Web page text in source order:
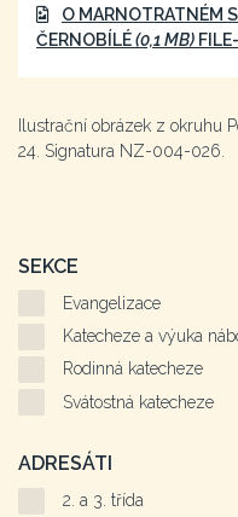
O MARNOTRATNÉM
ČERNOBÍLÉ(0,1 MB)
Ilustrační obrázek z okruhu
24. Signatura NZ-004-026.
SEKCE
Evangelizace
Katecheze a výuka
Rodinná katecheze
Svátostná katecheze
ADRESÁTI
2. a 3. třída